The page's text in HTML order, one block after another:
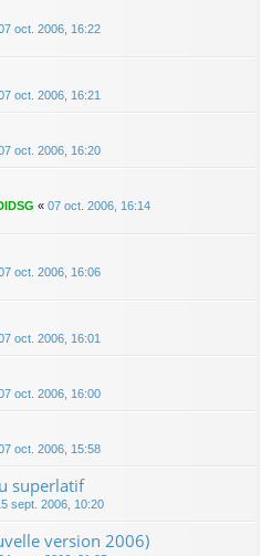
oct. 2006, 16:22
oct. 2006, 16:21
oct. 2006, 16:20
« 07 oct. 2006, 16:14
oct. 2006, 16:06
oct. 2006, 16:01
oct. 2006, 16:00
oct. 2006, 15:58
superlatif
sept. 2006, 10:20
version 2006)